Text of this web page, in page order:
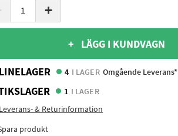
+
+ LÄGG I KUNDVAGN
4 I LAGER Omgående Leverans*
1 I LAGER
Leverans- & Returinformation
produkt